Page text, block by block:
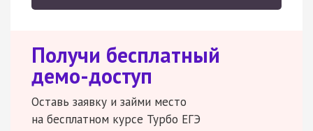
Получи бесплатный
демо-доступ
Оставь заявку и займи место
на бесплатном курсе Турбо ЕГЭ